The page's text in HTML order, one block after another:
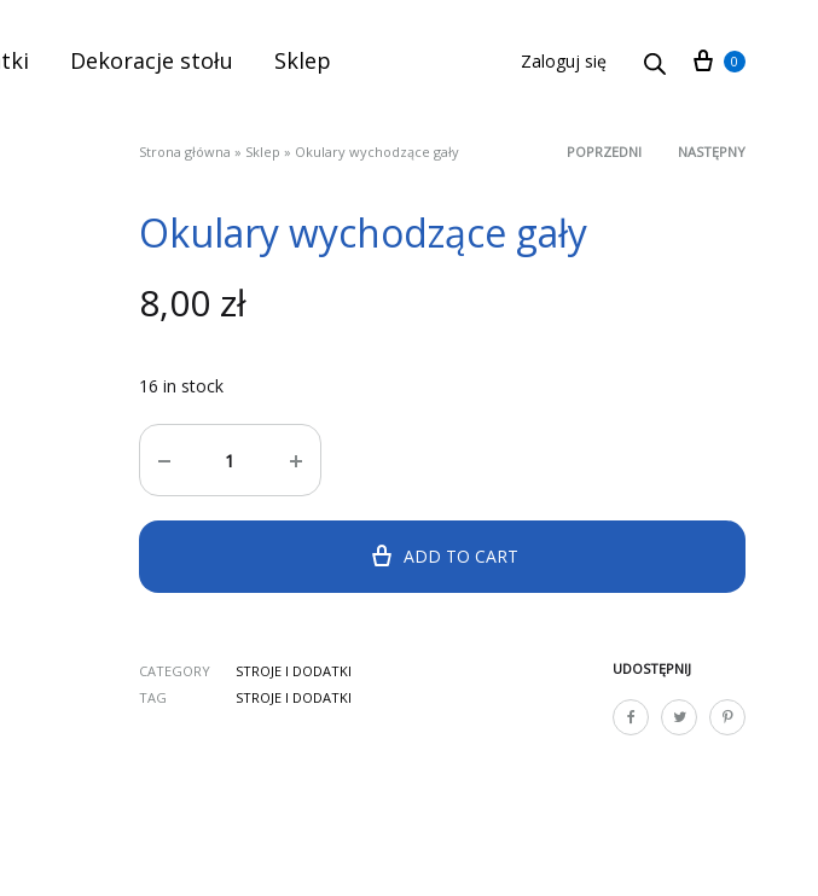
Dekoracje stołu Sklep Zaloguj się Cart
0
Strona główna » Sklep » Okulary wychodzące gały
Product
navigation
POPRZEDNI NASTĘPNY
Okulary wychodzące gały
8,00 zł
16 in stock
Quantity
ADD TO CART
UDOSTĘPNIJ
CATEGORY
STROJE I DODATKI
TAG
STROJE I DODATKI